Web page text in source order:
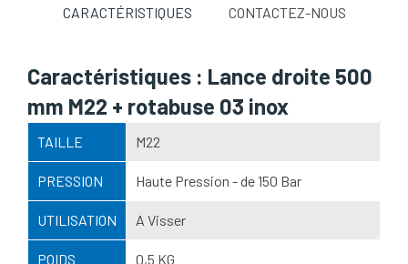
CARACTÉRISTIQUES CONTACTEZ-NOUS
Caractéristiques : Lance droite 500
mm M22 + rotabuse 03 inox
TAILLE M22
PRESSION Haute Pression - de 150 Bar
UTILISATION A Visser
POIDS 0,5 KG